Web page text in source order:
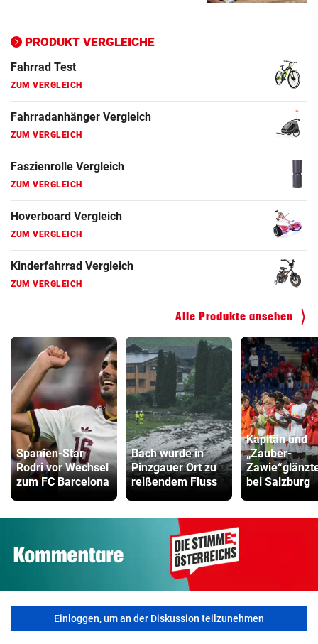
PRODUKT VERGLEICHE
ZUM VERGLEICH
Fahrrad Test
ZUM VERGLEICH
Fahrradanhänger Vergleich
ZUM VERGLEICH
Faszienrolle Vergleich
ZUM VERGLEICH
Hoverboard Vergleich
ZUM VERGLEICH
Kinderfahrrad Vergleich
ZUM VERGLEICH
Alle Produkte ansehen
Spanien-Star
Rodri vor Wechsel
zum FC Barcelona
Bach wurde in
Pinzgauer Ort zu
reißendem Fluss
Kapitän und
„Zauber-
bei Salzburg
Einloggen, um an der Diskussion teilzunehmen